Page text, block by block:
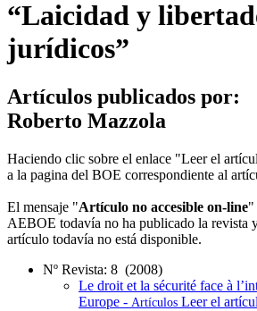
“Laicidad y
jurídicos”
Artículos publicados por:
Roberto Mazzola
Haciendo clic sobre el enlace "Leer el
a la pagina del BOE correspondiente al
El mensaje "Artículo no accesible on-line"
AEBOE todavía no ha publicado la revista
artículo todavía no está disponible.
Nº Revista: 8 (2008)
Le droit et la sécurité face à
Europe - Artículos Leer el